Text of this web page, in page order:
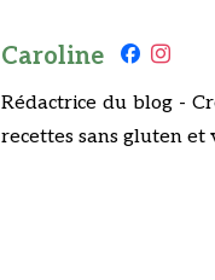
Caroline
Rédactrice du blog -
recettes sans gluten et